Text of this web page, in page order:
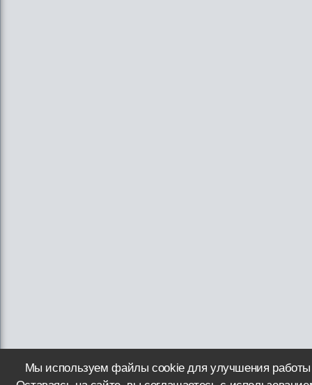
Мы используем файлы cookie для улучшения работы